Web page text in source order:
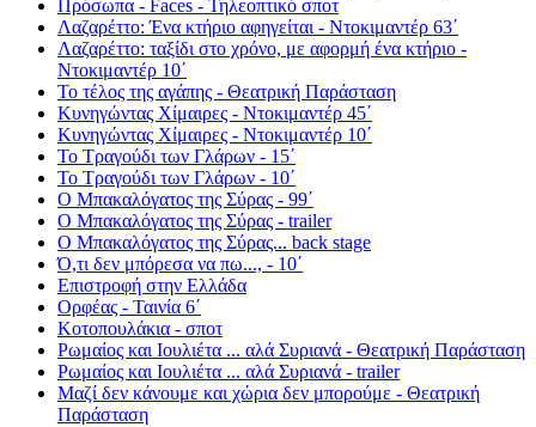
Πρόσωπα - Faces - Τηλεοπτικό σποτ
Λαζαρέττο: Ένα κτήριο αφηγείται - Ντοκιμαντέρ 63΄
Λαζαρέττο: ταξίδι στο χρόνο, με αφορμή ένα κτήριο -
Ντοκιμαντέρ 10΄
Το τέλος της αγάπης - Θεατρική Παράσταση
Κυνηγώντας Χίμαιρες - Ντοκιμαντέρ 45΄
Κυνηγώντας Χίμαιρες - Ντοκιμαντέρ 10΄
Το Τραγούδι των Γλάρων - 15΄
Το Τραγούδι των Γλάρων - 10΄
Ο Μπακαλόγατος της Σύρας - 99΄
Ο Μπακαλόγατος της Σύρας - trailer
Ο Μπακαλόγατος της Σύρας... back stage
Ό,τι δεν μπόρεσα να πω..., - 10΄
Επιστροφή στην Ελλάδα
Ορφέας - Ταινία 6΄
Κοτοπουλάκια - σποτ
Ρωμαίος και Ιουλιέτα ... αλά Συριανά - Θεατρική Παράσταση
Ρωμαίος και Ιουλιέτα ... αλά Συριανά - trailer
Μαζί δεν κάνουμε και χώρια δεν μπορούμε - Θεατρική
Παράσταση